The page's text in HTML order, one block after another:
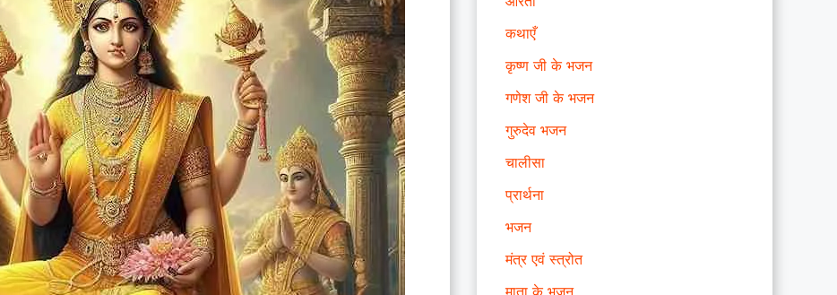
कथाएँ
कृष्ण जी के भजन
गणेश जी के भजन
गुरुदेव भजन
चालीसा
प्रार्थना
भजन
मंत्र एवं स्त्रोत
माता के भजन